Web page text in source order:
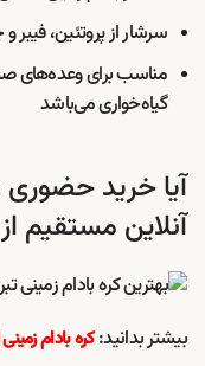
سرشار از پروتئین،
مناسب برای وعده‌های
گیاه‌خواری می‌باشد
آیا خرید حضوری
آنلاین مستقیم
بیشتر بدانید:کره بادام